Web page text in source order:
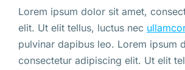
Lorem ipsum dolor sit amet,
elit. Ut elit tellus, luctus nec
pulvinar dapibus leo. Lorem ipsum
consectetur adipiscing elit. Ut elit